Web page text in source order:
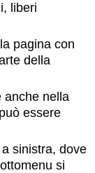
liberi
pagina con
della
anche nella
può essere
sinistra, dove
si